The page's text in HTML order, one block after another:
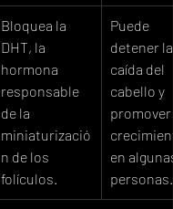
Bloquea la
DHT, la
hormona
responsable
de la
miniaturizació
n de los
folículos.
Puede
detener la
caída del
cabello y
promover
en algunas
personas.